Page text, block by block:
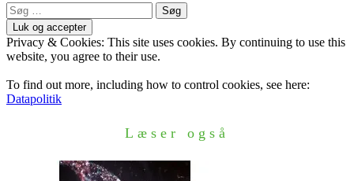
Søg
efter:
Privacy & Cookies: This site uses cookies. By continuing to use this
website, you agree to their use.
To find out more, including how to control cookies, see here:
Datapolitik
Læser også